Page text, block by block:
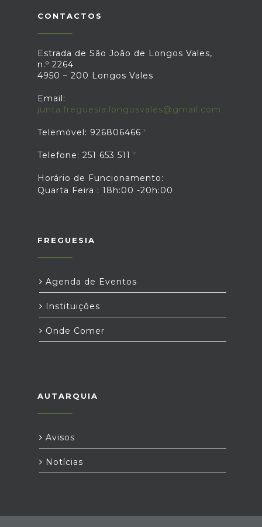
CONTACTOS
Estrada de São João de Longos Vales,
n.º 2264
4950 – 200 Longos Vales
Email:
junta.freguesia.longosvales@gmail.com
Telemóvel: 926806466
Telefone: 251 653 511
Horário de Funcionamento:
Quarta Feira : 18h:00 -20h:00
FREGUESIA
Agenda de Eventos
Instituições
Onde Comer
AUTARQUIA
Avisos
Notícias